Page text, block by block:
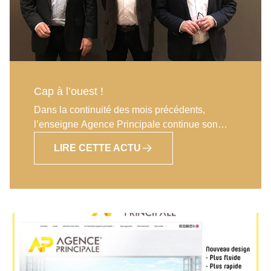
Cap à l’ouest !
Dans la continuité des mois précédents,
l’enseigne Agence Principale continue son
nouveau franchisé en ce début d’année 2020.
Après plus de 27 années passées dans un
professionnelle au sein du réseau Agence
Principale. Ayant formé et managé plus d’une
soixantaine de personnes au cours de sa
carrière, il était tout naturel pour Bertrand de
LIRE CETTE ACTU